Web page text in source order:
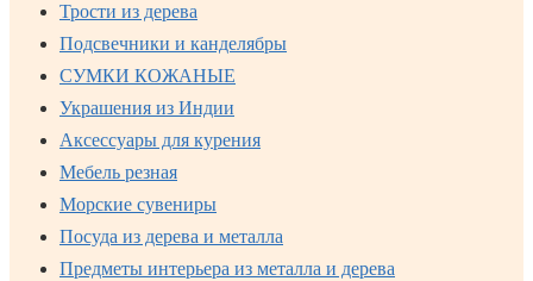
Трости из дерева
Подсвечники и канделябры
СУМКИ КОЖАНЫЕ
Украшения из Индии
Аксессуары для курения
Мебель резная
Морские сувениры
Посуда из дерева и металла
Предметы интерьера из металла и дерева